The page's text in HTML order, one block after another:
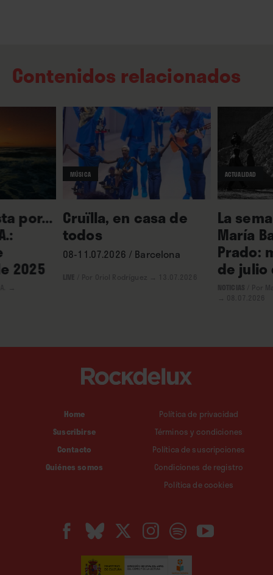
Contenidos relacionados
por...
2025
MÚSICA
Cruïlla, en casa de
todos
08-11.07.2026 / Barcelona
ACTUALIDAD
La
María
Prado:
de julio
Home
Suscribirse
Contacto
Quiénes somos
Política de privacidad
Términos y condiciones
Política de suscripciones
Condiciones de registro
Política de cookies